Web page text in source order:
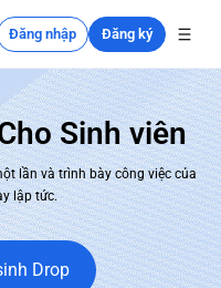
Đăng nhập Đăng ký
Sinh viên
lần và trình bày công việc của
lập tức.
Drop